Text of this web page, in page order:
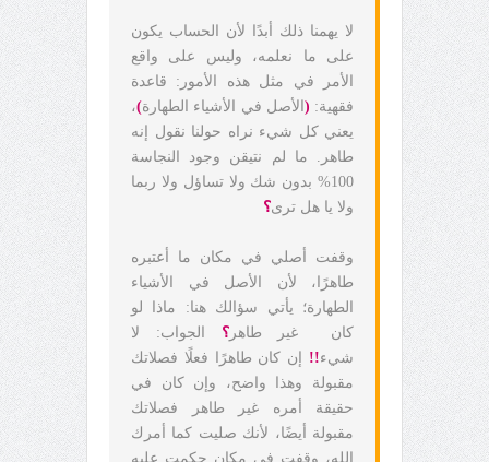
لا يهمنا ذلك أبدًا لأن الحساب يكون
على ما نعلمه، وليس على واقع
الأمر في مثل هذه الأمور: قاعدة
فقهية: ( الأصل في الأشياء الطهارة)،
يعني كل شيء نراه حولنا نقول إنه
طاهر. ما لم نتيقن وجود النجاسة
100% بدون شك ولا تساؤل ولا ربما
ولا يا هل ترى؟
وقفت أصلي في مكان ما أعتبره
طاهرًا، لأن الأصل في الأشياء
الطهارة؛ يأتي سؤالك هنا: ماذا لو
كان غير طاهر؟ الجواب: لا
شيء!! إن كان طاهرًا فعلًا فصلاتك
مقبولة وهذا واضح، وإن كان في
حقيقة أمره غير طاهر فصلاتك
مقبولة أيضًا، لأنك صليت كما أمرك
الله، وقفت في مكان حكمت عليه